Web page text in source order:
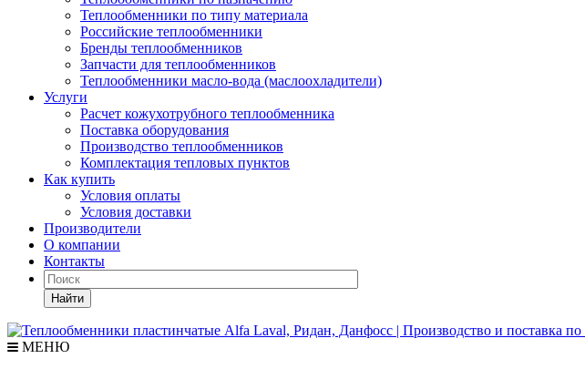
Теплообменники по типу материала
Российские теплообменники
Бренды теплообменников
Запчасти для теплообменников
Теплообменники масло-вода (маслоохладители)
Услуги
Расчет кожухотрубного теплообменника
Поставка оборудования
Производство теплообменников
Комплектация тепловых пунктов
Как купить
Условия оплаты
Условия доставки
Производители
О компании
Контакты
Найти
МЕНЮ